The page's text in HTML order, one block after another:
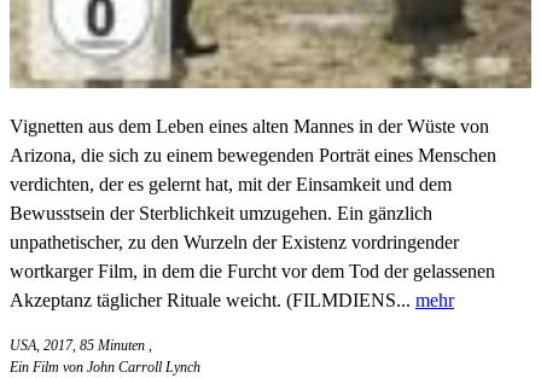
Vignetten aus dem Leben eines alten Mannes in der Wüste von
Arizona, die sich zu einem bewegenden Porträt eines Menschen
verdichten, der es gelernt hat, mit der Einsamkeit und dem
Bewusstsein der Sterblichkeit umzugehen. Ein gänzlich
unpathetischer, zu den Wurzeln der Existenz vordringender
wortkarger Film, in dem die Furcht vor dem Tod der gelassenen
Akzeptanz täglicher Rituale weicht. (FILMDIENS... mehr
USA, 2017, 85 Minuten
Ein Film von John Carroll Lynch